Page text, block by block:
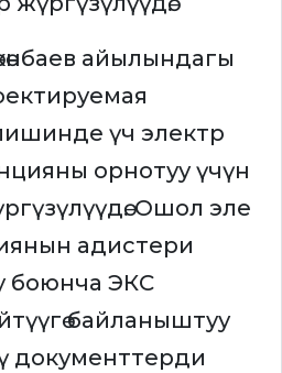
айылындагы
үч электр
орнотуу үчүн
Ошол эле
адистери
боюнча ЭКС
байланыштуу
документтерди